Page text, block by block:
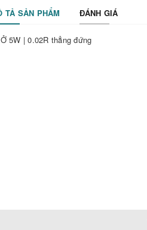
TẢ SẢN PHẨM ĐÁNH GIÁ
5W | 0.02R thẳng đứng